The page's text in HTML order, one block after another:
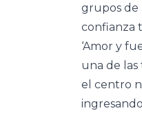
grupos de
confianza
‘Amor y
una de las
el centro